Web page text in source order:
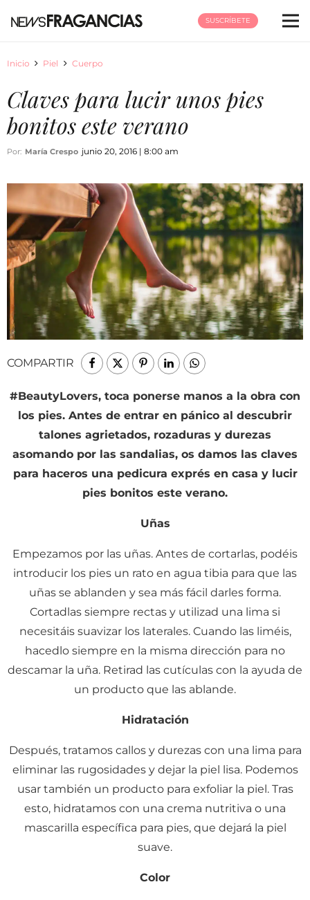
SUSCRÍBETE
Inicio Piel Cuerpo
Claves para lucir unos pies
bonitos este verano
Por: María Crespo junio 20, 2016 | 8:00 am
COMPARTIR
#BeautyLovers, toca ponerse manos a la obra con
los pies. Antes de entrar en pánico al descubrir
talones agrietados, rozaduras y durezas
asomando por las sandalias, os damos las claves
para haceros una pedicura exprés en casa y lucir
pies bonitos este verano.
Uñas
Empezamos por las uñas. Antes de cortarlas, podéis
introducir los pies un rato en agua tibia para que las
uñas se ablanden y sea más fácil darles forma.
Cortadlas siempre rectas y utilizad una lima si
necesitáis suavizar los laterales. Cuando las liméis,
hacedlo siempre en la misma dirección para no
descamar la uña. Retirad las cutículas con la ayuda de
un producto que las ablande.
Hidratación
Después, tratamos callos y durezas con una lima para
eliminar las rugosidades y dejar la piel lisa. Podemos
usar también un producto para exfoliar la piel. Tras
esto, hidratamos con una crema nutritiva o una
mascarilla específica para pies, que dejará la piel
suave.
Color